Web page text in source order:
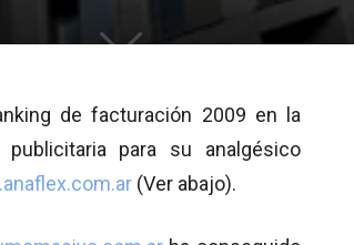
de facturación 2009 en la
para su analgésico
(Ver abajo).